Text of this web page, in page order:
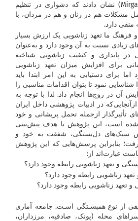
(Mirgain, & Cordova, 2007) نشان دادند که دشواری در تنظیم
مشکلات هم در زنان و هم در مردان، با
منفی دارد.
و فرهنگ ما تعهد زناشویی یک ارزش بسیار
نسبت به آن وجود دارد و به‌عنوان
پایداری و کیفیت زناشویی شناخته
برای افزایش میزان تعهد زناشویی
برای دستیابی به این امر ابتدا باید
شناسایی نمود تا بتوان اقدامات مناسبی را
آن در زوج‌ها انجام داد. لذا با توجه به
در ادبیات پژوهشی داخل ایران
تأثیرگذار ازجمله تحمل پریشانی و خود
است، این پژوهش با هدف پیش‌بینی
سبک‌های دل‌بستگی، شفقت به خود و
بنابراین پرسش‌هایی که این پژوهش
عبارت‌اند از:
از نوع همبسـتگی اسـت. جامعه آماری
محله (پونک، صادقیه، مرزداران،